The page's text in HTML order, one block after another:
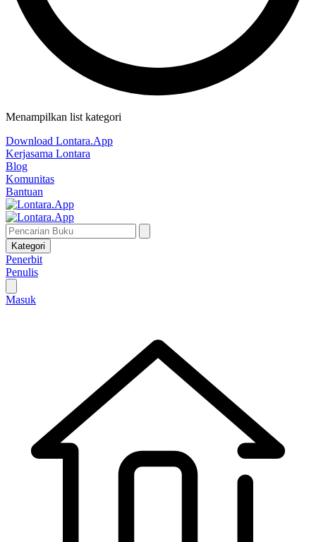
Menampilkan list kategori
Download Lontara.App
Kerjasama Lontara
Blog
Komunitas
Bantuan
Kategori
Penerbit
Penulis
Masuk